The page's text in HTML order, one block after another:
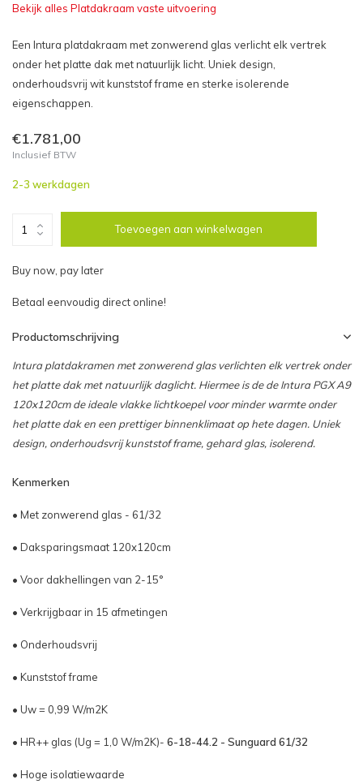
Bekijk alles Platdakraam vaste uitvoering
Een Intura platdakraam met zonwerend glas verlicht elk vertrek
onder het platte dak met natuurlijk licht. Uniek design,
onderhoudsvrij wit kunststof frame en sterke isolerende
eigenschappen.
€1.781,00
Inclusief BTW
2-3 werkdagen
Toevoegen aan winkelwagen
Buy now, pay later
Betaal eenvoudig direct online!
Productomschrijving
Intura platdakramen met zonwerend glas verlichten elk vertrek onder
het platte dak met natuurlijk daglicht. Hiermee is de de Intura PGX A9
120x120cm de ideale vlakke lichtkoepel voor minder warmte onder
het platte dak en een prettiger binnenklimaat op hete dagen. Uniek
design, onderhoudsvrij kunststof frame, gehard glas, isolerend.
Kenmerken
• Met zonwerend glas - 61/32
• Daksparingsmaat 120x120cm
• Voor dakhellingen van 2-15°
• Verkrijgbaar in 15 afmetingen
• Onderhoudsvrij
• Kunststof frame
• Uw = 0,99 W/m2K
• HR++ glas (Ug = 1,0 W/m2K)- 6-18-44.2 - Sunguard 61/32
• Hoge isolatiewaarde